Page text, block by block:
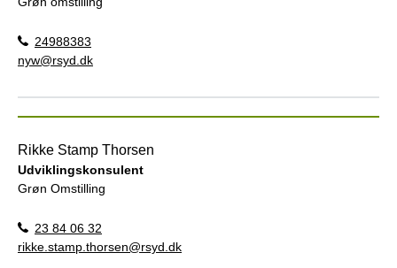
24988383
nyw@rsyd.dk
Rikke Stamp Thorsen
Udviklingskonsulent
Grøn Omstilling
23 84 06 32
rikke.stamp.thorsen@rsyd.dk